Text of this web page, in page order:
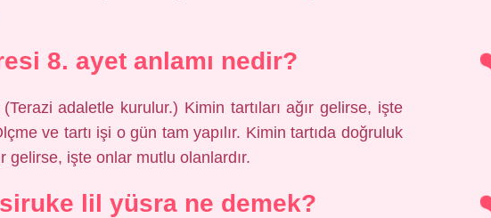
8. ayet anlamı nedir?
adaletle kurulur.) Kimin tartıları ağır gelirse, işte
ve tartı işi o gün tam yapılır. Kimin tartıda doğruluk
gelirse, işte onlar mutlu olanlardır.
lil yüsra ne demek?